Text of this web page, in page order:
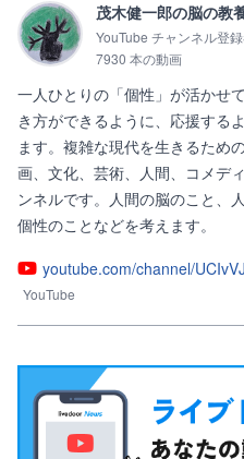
茂木健一郎の脳の教
YouTube チャンネル登
7930 本の動画
一人ひとりの「個性」が活かせ
き方ができるように、応援する
ます。複雑な現代を生きるため
画、文化、芸術、人間、コメデ
ンネルです。人間の脳のこと、
youtube.com/channel/
YouTube